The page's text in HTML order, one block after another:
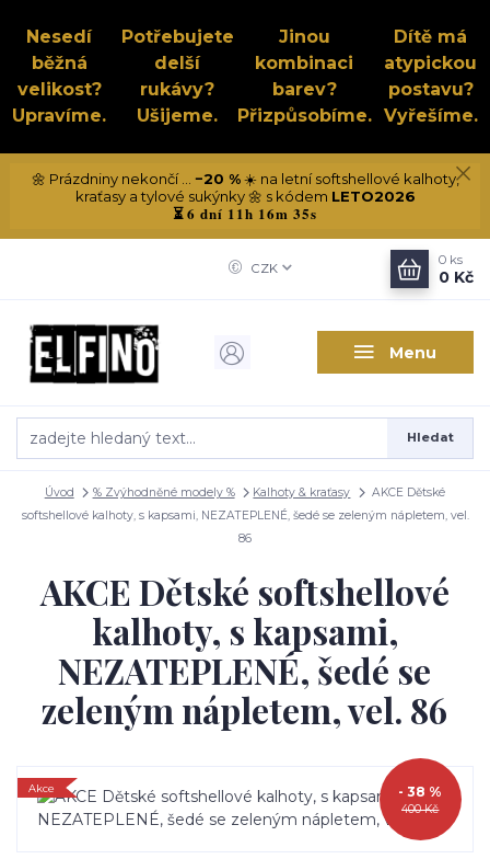
Nesedí
běžná
velikost?
Upravíme.
Potřebujete
delší
rukávy?
Ušijeme.
Jinou
kombinaci
barev?
Přizpůsobíme.
Dítě má
atypickou
postavu?
Vyřešíme.
🌼 Prázdniny nekončí ... −20 %☀️ na letní softshellové kalhoty,
kraťasy a tylové sukýnky 🌼 s kódem LETO2026
⏳6 dní 11h 16m 34s
Menu
CZK
Hledat
0 ks
0 Kč
Úvod % Zvýhodněné modely % Kalhoty & kraťasy
AKCE Dětské
softshellové kalhoty, s kapsami, NEZATEPLENÉ, šedé se zeleným nápletem, vel.
86
AKCE Dětské softshellové
kalhoty, s kapsami,
NEZATEPLENÉ, šedé se
zeleným nápletem, vel. 86
Akce
400 Kč
- 38 %